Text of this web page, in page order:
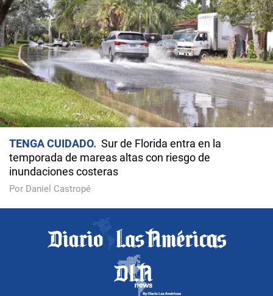
TENGA CUIDADO
Sur de Florida entra en la
temporada de mareas altas con riesgo de
inundaciones costeras
Por Daniel Castropé